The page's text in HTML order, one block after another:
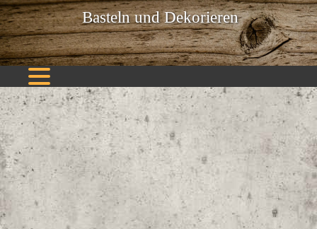
Basteln und Dekorieren